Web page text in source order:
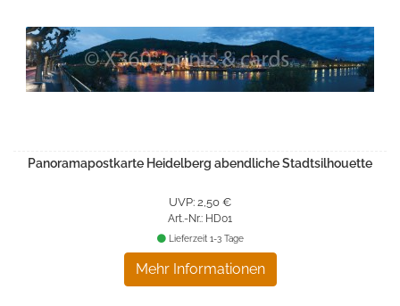
Panoramapostkarte Heidelberg abendliche Stadtsilhouette
UVP: 2,50 €
Art.-Nr.: HD01
Mehr Informationen
Lieferzeit 1-3 Tage